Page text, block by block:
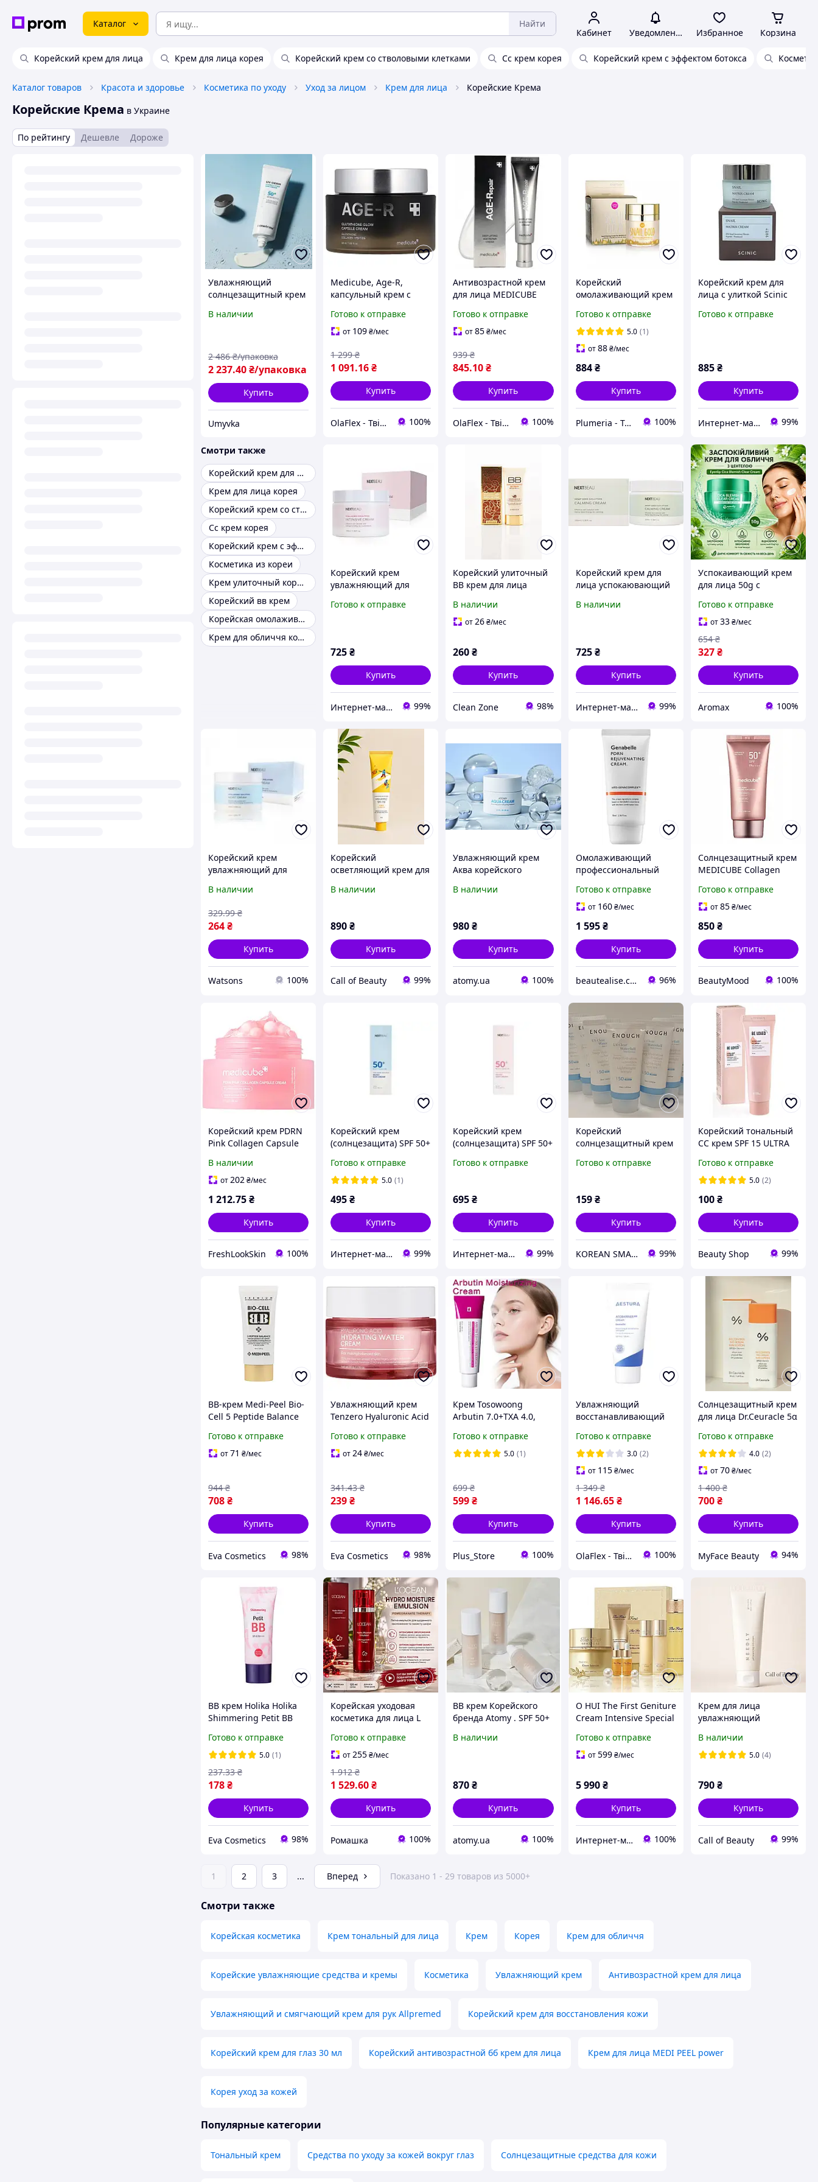
Каталог Найти
Кабинет Уведомления Избранное Корзина
Корейский крем для лица Крем для лица корея Корейский крем со стволовыми клетками Сс крем корея Корейский крем с эффектом ботокса
Каталог товаров Красота и здоровье Косметика по уходу Уход за лицом Крем для лица Корейские Крема
Корейские Крема в Украине
По рейтингу Дешевле Дороже
Увлажняющий
солнцезащитный крем
белых следов 50 мл на
В наличии
2 237.40₴/упаковка
2 486 ₴/упаковка
Купить
Umyvka
Medicube, Age-R,
капсульный крем с
(1,69 жидк. унции)
Готово к отправке
от 109₴/мес
1 091.16₴
1 299 ₴
Купить
OlaFlex - Твій надійний партнер в світі краси! 100%
Антивозрастной крем
для лица MEDICUBE
Age Repair Cream 30 ml
- корейский лифтинг
Готово к отправке
от85₴/мес
845.10₴
939 ₴
Купить
OlaFlex - Твій надійний партнер в світі краси! 100%
Корейский
омолаживающий крем
улитки Snail Gold Cathy
Doll, 50 мл
Готово к отправке
5.0 (1)
от88 ₴/мес
884 ₴
Купить
Plumeria - ТАЙСЬКА КОСМЕТИКА ТА АПТЕКА 100%
Корейский крем для
лица с улиткой Scinic
Готово к отправке
885₴
Купить
Интернет-магазин «Сокровища Востока» — качественные товары из Японии и Кореи 99%
Смотри также
Корейский крем для лица
Крем для лица корея
Корейский крем со стволовыми клетками
Сс крем корея
Корейский крем с эффектом ботокса
Косметика из кореи
Крем улиточный корейский
Корейский вв крем
Корейская омолаживающая косметика
Крем для обличчя корея
Корейский крем
увлажняющий для
Collagen, 100 мл
Готово к отправке
725₴
Купить
Интернет-магазин «Сокровища Востока» — качественные товары из Японии и Кореи 99%
Корейский улиточный
ВВ крем для лица
Nourishing BB Cream
В наличии
от26₴/мес
260₴
Купить
Clean Zone 98%
Корейский крем для
лица успокаювающий
Solution, 100 мл
В наличии
725 ₴
Купить
Интернет-магазин «Сокровища Востока» — качественные товары из Японии и Кореи 99%
Успокаивающий крем
для лица 50g с
Clear Cream
увлажняющий
ежедневный уход
корейский от
раздражений
Готово к отправке
от33₴/мес
327₴
654 ₴
Купить
Aromax 100%
Корейский крем
увлажняющий для
Hyaluronic, 100 мл
В наличии
264₴
329.99 ₴
Купить
Watsons 100%
Корейский
осветляющий крем для
постакне Round Lab
В наличии
890₴
Купить
Call of Beauty 99%
Увлажняющий крем
Аква корейского
.80 ml .Южная Корея
В наличии
980₴
Купить
atomy.ua 100%
Омолаживающий
профессиональный
лица Genabelle
Rejuvenating Cream
Готово к отправке
от 160 ₴/мес
1 595 ₴
Купить
beautealise.com.ua 96%
Солнцезащитный крем
MEDICUBE Collagen
50+ PA++++ 50 ml -
корейский лифтинг
лица
Готово к отправке
от85₴/мес
850₴
Купить
BeautyMood 100%
Корейский крем PDRN
Pink Collagen Capsule
Омолаживающий крем
с коллагеновыми
В наличии
от202₴/мес
1 212.75₴
Купить
FreshLookSkin 100%
Корейский крем
(солнцезащита) SPF 50+
Solutiоn 55 мл
Готово к отправке
5.0 (1)
495₴
Купить
Интернет-магазин «Сокровища Востока» — качественные товары из Японии и Кореи 99%
Корейский крем
(солнцезащита) SPF 50+
Solutiоn 55 мл
Готово к отправке
695₴
Купить
Интернет-магазин «Сокровища Востока» — качественные товары из Японии и Кореи 99%
Корейский
солнцезащитный крем
Waterfull Sun Cream
Готово к отправке
159 ₴
Купить
KOREAN SMART COSMETICS 99%
Корейский тональный
CC крем SPF 15 ULTRA
Beige, 50 мл
Готово к отправке
5.0 (2)
100₴
Купить
Beauty Shop 99%
BB-крем Medi-Peel Bio-
Cell 5 Peptide Balance
осветляющий для лица
корейский Меди-Пил
Готово к отправке
от71 ₴/мес
708₴
944 ₴
Купить
Eva Cosmetics 98%
Увлажняющий крем
Tenzero Hyaluronic Acid
кислотой для сухой
кожи корейский
Готово к отправке
от24₴/мес
239₴
341.43 ₴
Купить
Eva Cosmetics 98%
Крем Tosowoong
Arbutin 7.0+TXA 4.0,
корейское средство для
борьбы с
Готово к отправке
5.0 (1)
599₴
699 ₴
Купить
Plus_Store 100%
Увлажняющий
восстанавливающий
Atobarrier 365 Cream,
80 мл
Готово к отправке
3.0 (2)
от 115 ₴/мес
1 146.65 ₴
1 349 ₴
Купить
OlaFlex - Твій надійний партнер в світі краси! 100%
Солнцезащитный крем
для лица Dr.Ceuracle 5α
Lotion SPF50+ PA++++ 50
мл для жирной кожи
(Корейское средство)
Готово к отправке
4.0 (2)
от70₴/мес
700₴
1 400 ₴
Купить
MyFace Beauty 94%
BB крем Holika Holika
Shimmering Petit BB
сияющий для лица с
эффектом сияния,
корейская косметика
(Холика Хол
Готово к отправке
5.0 (1)
178₴
237.33 ₴
Купить
Eva Cosmetics 98%
Корейская уходовая
косметика для лица L
экстрактом граната
увлажняющий,
эмульсия для лица с
гранатом
Готово к отправке
от255₴/мес
1 529.60₴
1 912 ₴
Купить
Ромашка 100%
ВВ крем Корейского
бренда Atomy . SPF 50+
наличии тон 23 -беж
В наличии
870₴
Купить
atomy.ua 100%
O HUI The First Geniture
Cream Intensive Special
премиальный anti-age
уход (общий объем
Готово к отправке
от599 ₴/мес
5 990 ₴
Купить
Интернет-магазин HENNI SHOP 100%
Крем для лица
увлажняющий
Balancing Rich Cream
50 мл
В наличии
5.0 (4)
790₴
Купить
Call of Beauty 99%
1 2 3 ... Вперед Показано 1 - 29 товаров из 5000+
Смотри также
Корейская косметика Крем тональный для лица Крем Корея Крем для обличчя
Корейские увлажняющие средства и кремы Косметика Увлажняющий крем Антивозрастной крем для лица
Увлажняющий и смягчающий крем для рук Allpremed Корейский крем для восстановления кожи
Корейский крем для глаз 30 мл Корейский антивозрастной бб крем для лица Крем для лица MEDI PEEL power
Корея уход за кожей
Популярные категории
Тональный крем Средства по уходу за кожей вокруг глаз Солнцезащитные средства для кожи